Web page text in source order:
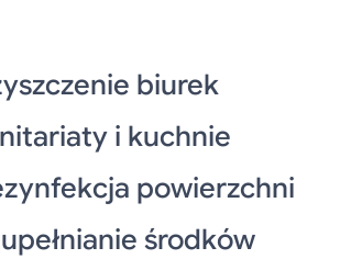
biurek
i kuchnie
powierzchni
środków